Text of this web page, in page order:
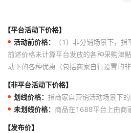
【平台活动下价格】
活动前价格：
（1）非分销场景下，
前述价格未计算平台发放的各种采购津
动下的各种优惠（包括商家自行设置的
【非平台活动下价格】
划线价格： 指商家自营销活动场景下
未划线价格： 商品在1688平台上由商
【发布价】